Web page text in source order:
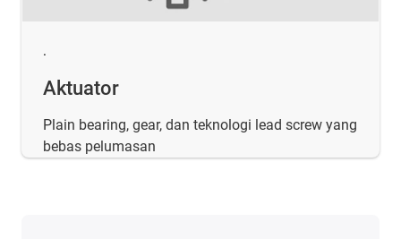
.
Aktuator
Plain bearing, gear, dan teknologi lead screw yang
bebas pelumasan